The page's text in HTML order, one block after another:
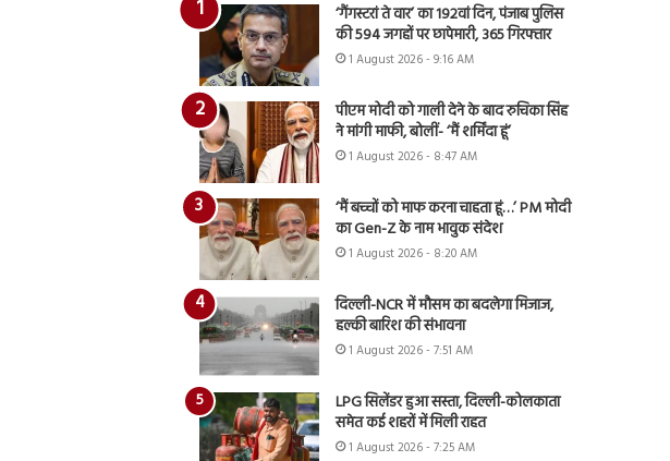
‘गैंगस्टरां ते वार’ का 192वां दिन, पंजाब पुलिस
की 594 जगहों पर छापेमारी, 365 गिरफ्तार
1 August 2026 - 9:16 AM
पीएम मोदी को गाली देने के बाद रुचिका सिंह
ने मांगी माफी, बोलीं- ‘मैं शर्मिंदा हूं’
1 August 2026 - 8:47 AM
‘मैं बच्चों को माफ करना चाहता हूं…’ PM मोदी
का Gen-Z के नाम भावुक संदेश
1 August 2026 - 8:20 AM
दिल्ली-NCR में मौसम का बदलेगा मिजाज,
हल्की बारिश की संभावना
1 August 2026 - 7:51 AM
LPG सिलेंडर हुआ सस्ता, दिल्ली-कोलकाता
समेत कई शहरों में मिली राहत
1 August 2026 - 7:25 AM